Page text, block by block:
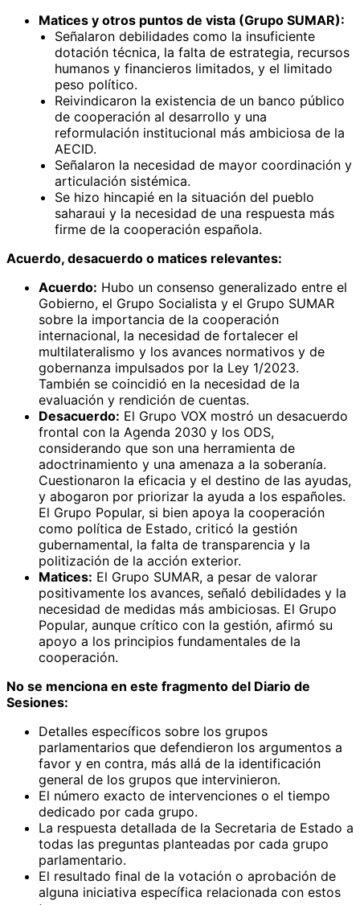
Matices y otros puntos de vista (Grupo SUMAR):
Señalaron debilidades como la insuficiente
dotación técnica, la falta de estrategia, recursos
humanos y financieros limitados, y el limitado
peso político.
Reivindicaron la existencia de un banco público
de cooperación al desarrollo y una
reformulación institucional más ambiciosa de la
AECID.
Señalaron la necesidad de mayor coordinación y
articulación sistémica.
Se hizo hincapié en la situación del pueblo
saharaui y la necesidad de una respuesta más
firme de la cooperación española.
Acuerdo, desacuerdo o matices relevantes:
Acuerdo: Hubo un consenso generalizado entre el
Gobierno, el Grupo Socialista y el Grupo SUMAR
sobre la importancia de la cooperación
internacional, la necesidad de fortalecer el
multilateralismo y los avances normativos y de
gobernanza impulsados por la Ley 1/2023.
También se coincidió en la necesidad de la
evaluación y rendición de cuentas.
Desacuerdo: El Grupo VOX mostró un desacuerdo
frontal con la Agenda 2030 y los ODS,
considerando que son una herramienta de
adoctrinamiento y una amenaza a la soberanía.
Cuestionaron la eficacia y el destino de las ayudas,
y abogaron por priorizar la ayuda a los españoles.
El Grupo Popular, si bien apoya la cooperación
como política de Estado, criticó la gestión
gubernamental, la falta de transparencia y la
politización de la acción exterior.
Matices: El Grupo SUMAR, a pesar de valorar
positivamente los avances, señaló debilidades y la
necesidad de medidas más ambiciosas. El Grupo
Popular, aunque crítico con la gestión, afirmó su
apoyo a los principios fundamentales de la
cooperación.
No se menciona en este fragmento del Diario de
Sesiones:
Detalles específicos sobre los grupos
parlamentarios que defendieron los argumentos a
favor y en contra, más allá de la identificación
general de los grupos que intervinieron.
El número exacto de intervenciones o el tiempo
dedicado por cada grupo.
La respuesta detallada de la Secretaria de Estado a
todas las preguntas planteadas por cada grupo
parlamentario.
El resultado final de la votación o aprobación de
alguna iniciativa específica relacionada con estos